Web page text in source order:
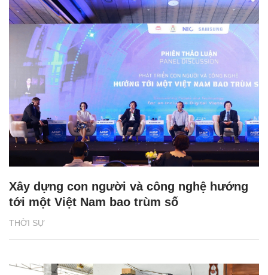
THỜI SỰ
Xây dựng con người và công nghệ hướng
tới một Việt Nam bao trùm số